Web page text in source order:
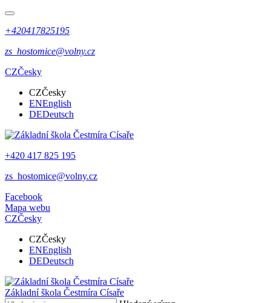
+420417825195
zs_hostomice@volny.cz
CZČesky
CZČesky
ENEnglish
DEDeutsch
+420 417 825 195
zs_hostomice@volny.cz
Facebook
Mapa webu
CZČesky
CZČesky
ENEnglish
DEDeutsch
Základní škola Čestmíra Císaře